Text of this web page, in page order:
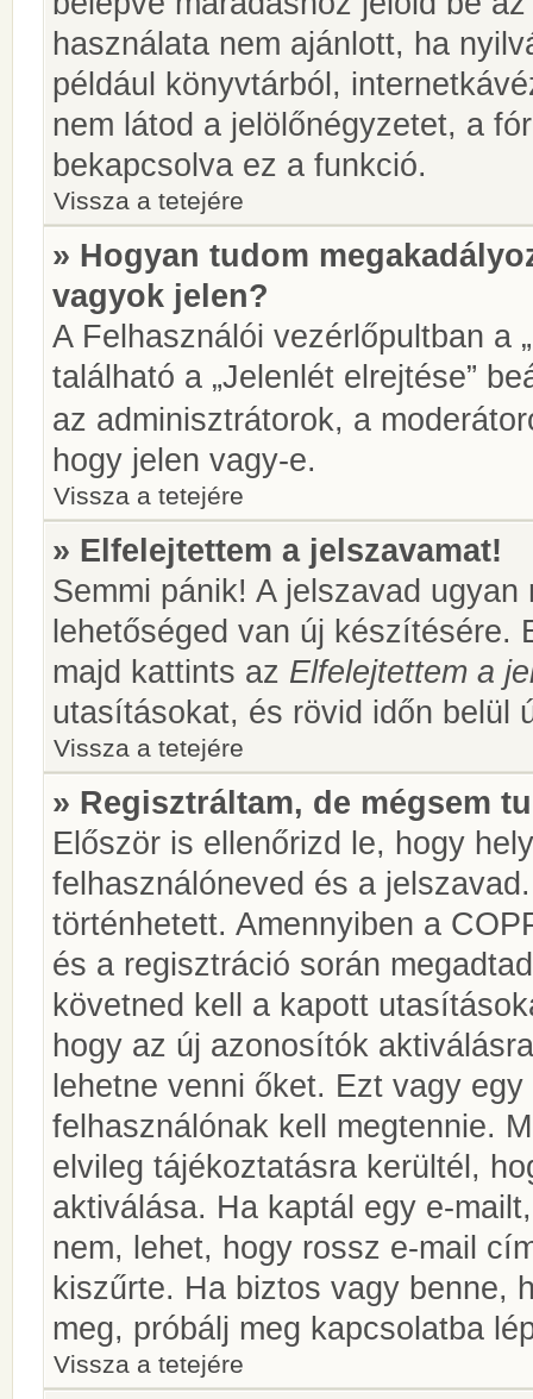
használata nem ajánlott, ha
például könyvtárból,
nem látod a jelölőnégyzetet, a
bekapcsolva ez a funkció.
Vissza a tetejére
» Hogyan tudom
vagyok jelen?
A Felhasználói vezérlőpultban a
található a „Jelenlét elrejtése”
az adminisztrátorok, a
hogy jelen vagy-e.
Vissza a tetejére
» Elfelejtettem a jelszavamat!
Semmi pánik! A jelszavad
lehetőséged van új készítésére.
majd kattints az Elfelejtettem a
utasításokat, és rövid időn belül
Vissza a tetejére
» Regisztráltam, de mégsem
Először is ellenőrizd le, hogy
felhasználóneved és a
történhetett. Amennyiben a
és a regisztráció során
követned kell a kapott
hogy az új azonosítók
lehetne venni őket. Ezt vagy
felhasználónak kell megtennie.
elvileg tájékoztatásra kerültél,
aktiválása. Ha kaptál egy e-
nem, lehet, hogy rossz e-mail
kiszűrte. Ha biztos vagy benne,
meg, próbálj meg kapcsolatba
Vissza a tetejére